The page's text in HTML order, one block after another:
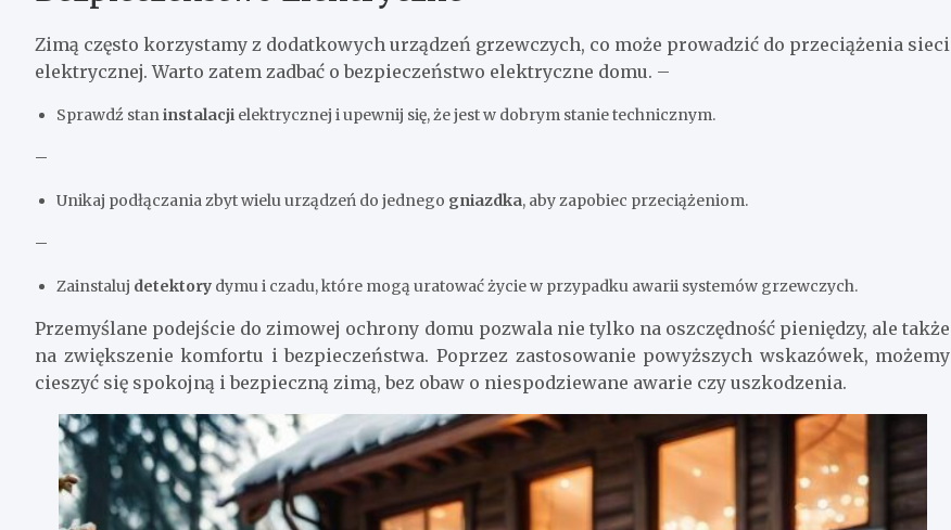
Zimą często korzystamy z dodatkowych urządzeń grzewczych, co może prowadzić do przeciążenia sieci
elektrycznej. Warto zatem zadbać o bezpieczeństwo elektryczne domu. –
Sprawdź staninstalacji elektrycznej i upewnij się, że jest w dobrym stanie technicznym.
–
Unikaj podłączania zbyt wielu urządzeń do jednego gniazdka, aby zapobiec przeciążeniom.
–
Zainstaluj detektory dymu i czadu, które mogą uratować życie w przypadku awarii systemów grzewczych.
Przemyślane podejście do zimowej ochrony domu pozwala nie tylko na oszczędność pieniędzy, ale także
na zwiększenie komfortu i bezpieczeństwa. Poprzez zastosowanie powyższych wskazówek, możemy
cieszyć się spokojną i bezpieczną zimą, bez obaw o niespodziewane awarie czy uszkodzenia.